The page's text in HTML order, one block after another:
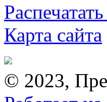
Карта сайта
© 2023,